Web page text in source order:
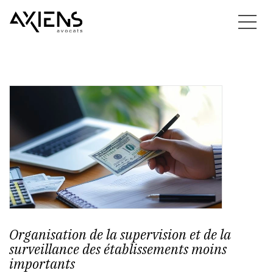
Organisation de la supervision et de la
surveillance des établissements moins
importants